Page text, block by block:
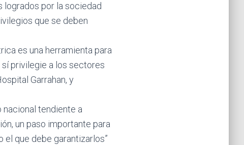
logrados por la sociedad
que se deben
es una herramienta para
sí privilegie a los sectores
Garrahan, y
nacional tendiente a
un paso importante para
que debe garantizarlos”